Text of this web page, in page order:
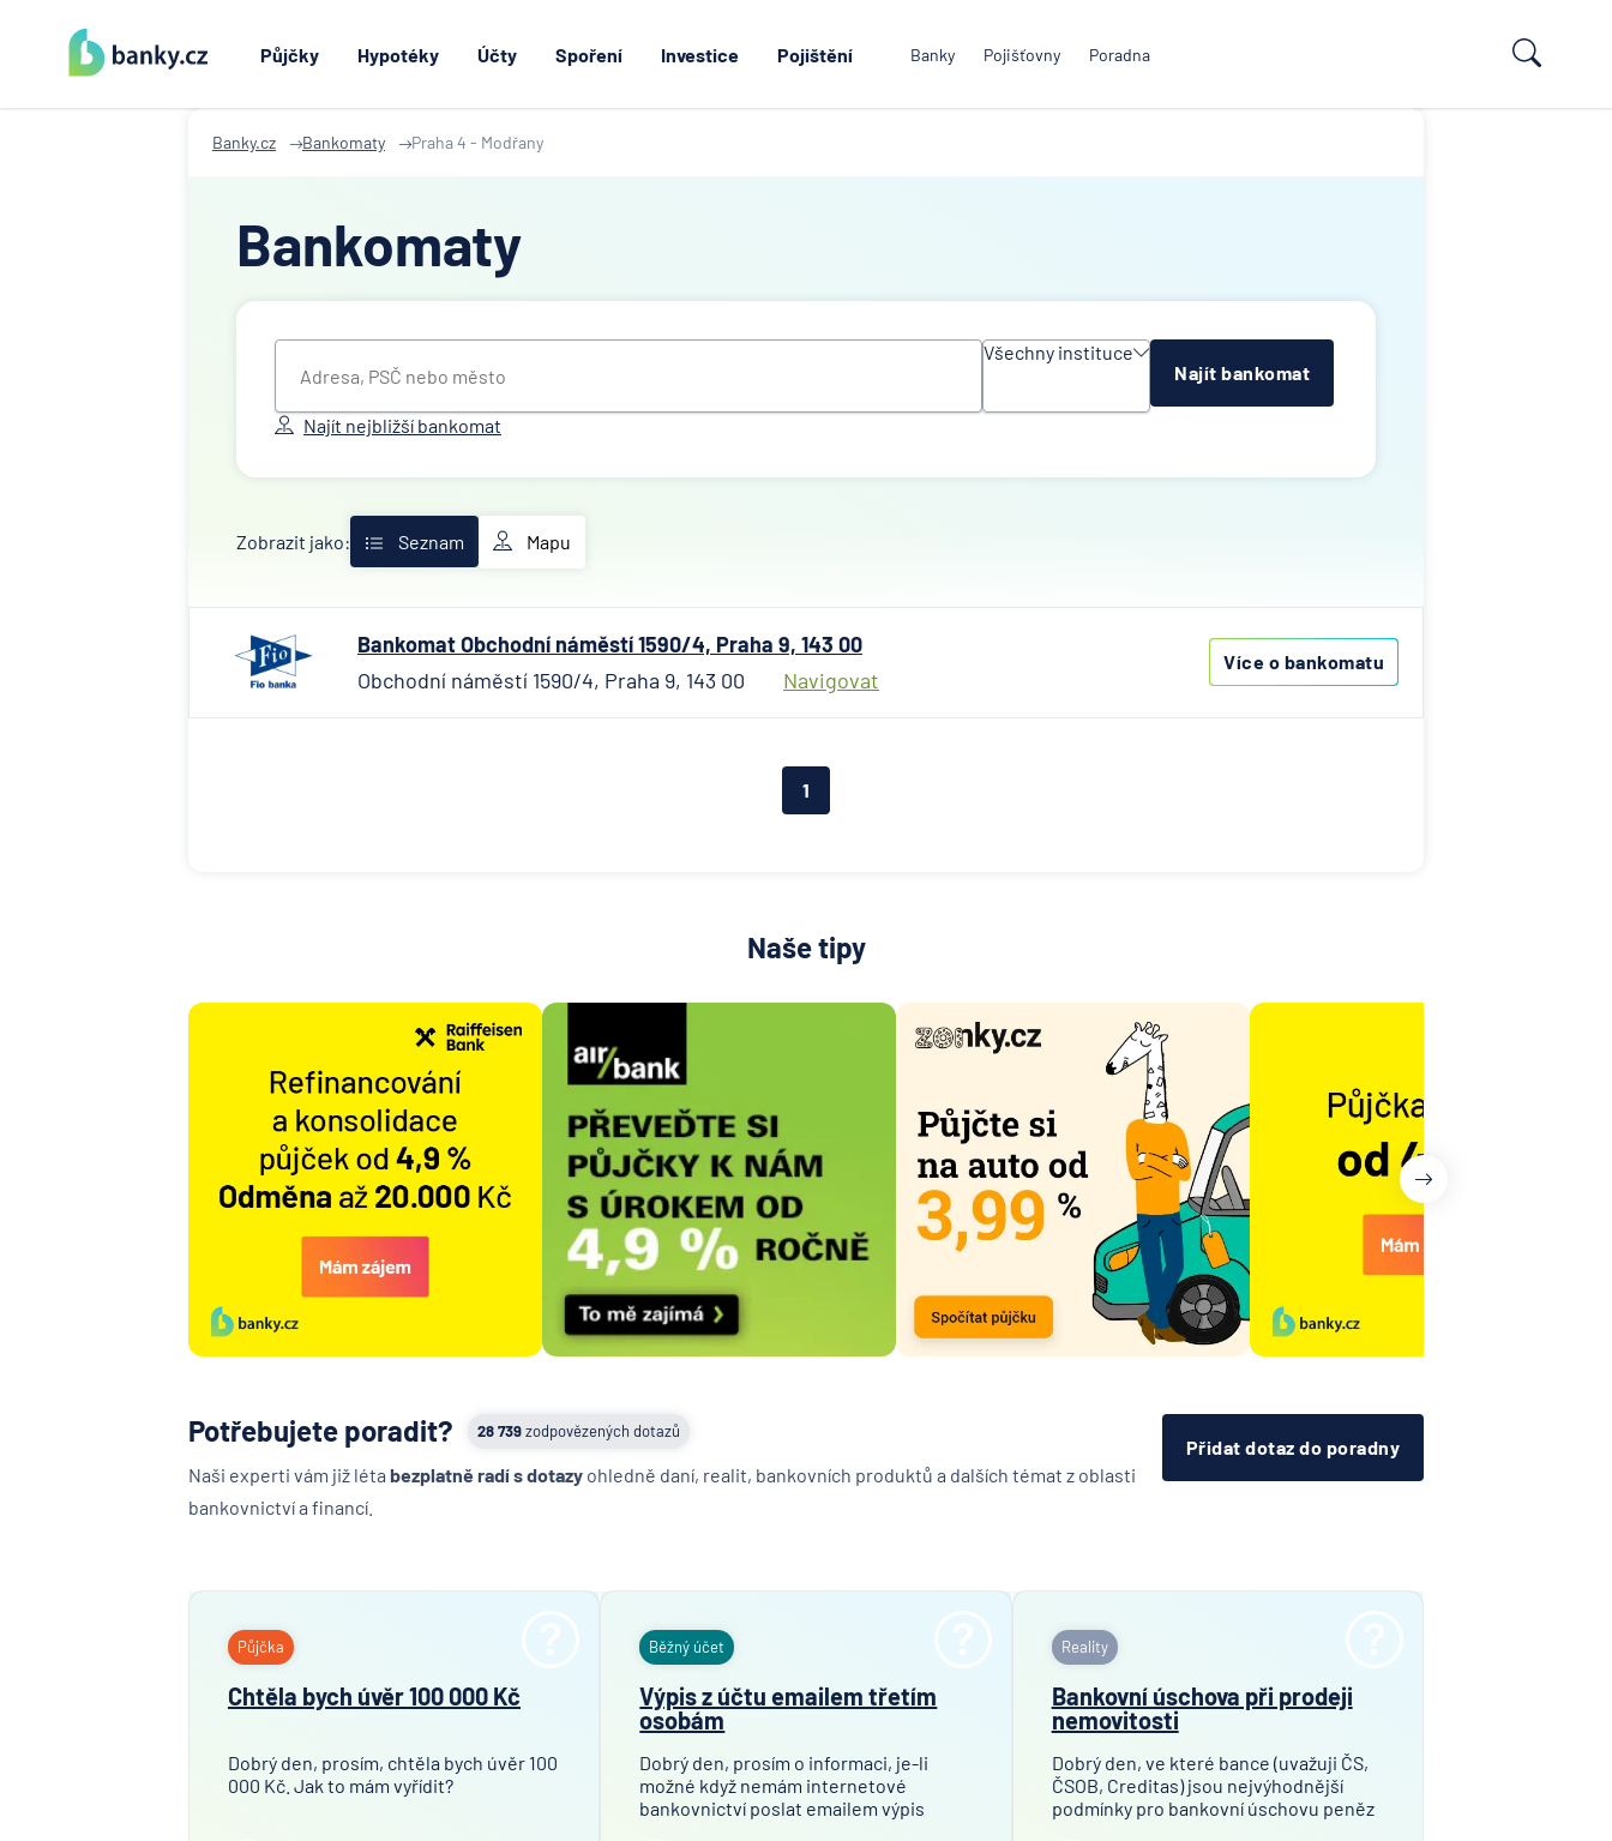
Půjčky Hypotéky Účty Spoření Investice Pojištění Banky Pojišťovny Poradna
Banky.cz Bankomaty Praha 4 - Modřany
Bankomaty
Všechny instituce
instituce
Česká
spořitelna
Stavební
spořitelna
spořitelny
UniCredit
Bank
Najít bankomat
Najít nejbližší bankomat
Zobrazit jako: Seznam Mapu
Bankomat Obchodní náměstí 1590/4, Praha 9, 143 00
Obchodní náměstí 1590/4, Praha 9, 143 00
Navigovat
Více o bankomatu
1
Naše tipy
28 739zodpovězených dotazů
Potřebujete poradit?
Naši experti vám již léta bezplatně radí s dotazy ohledně daní, realit, bankovních produktů a dalších témat z oblasti
bankovnictví a financí.
Přidat dotaz do poradny
Půjčka
Chtěla bych úvěr 100 000 Kč
Dobrý den, prosím, chtěla bych úvěr 100
000 Kč. Jak to mám vyřídit?
Běžný účet
Výpis z účtu emailem třetím
osobám
Dobrý den, prosím o informaci, je-li
možné když nemám internetové
bankovnictví poslat emailem výpis
Reality
Bankovní úschova při prodeji
nemovitosti
Dobrý den, ve které bance (uvažuji ČS,
ČSOB, Creditas) jsou nejvýhodnější
podmínky pro bankovní úschovu peněz